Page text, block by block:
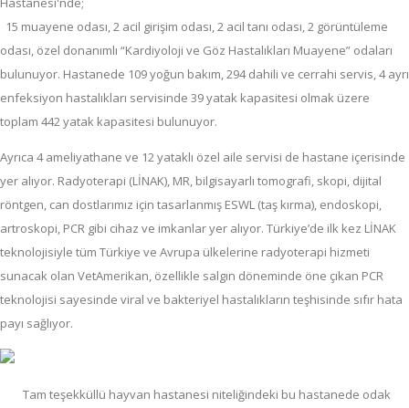
15 muayene odası, 2 acil girişim odası, 2 acil tanı odası, 2 görüntüleme
odası, özel donanımlı “Kardiyoloji ve Göz Hastalıkları Muayene” odaları
bulunuyor. Hastanede 109 yoğun bakım, 294 dahili ve cerrahi servis, 4 ayrı
enfeksiyon hastalıkları servisinde 39 yatak kapasitesi olmak üzere
toplam 442 yatak kapasitesi bulunuyor.
Ayrıca 4 ameliyathane ve 12 yataklı özel aile servisi de hastane içerisinde
yer alıyor. Radyoterapi (LİNAK), MR, bilgisayarlı tomografi, skopi, dijital
röntgen, can dostlarımız için tasarlanmış ESWL (taş kırma), endoskopi,
artroskopi, PCR gibi cihaz ve imkanlar yer alıyor. Türkiye’de ilk kez LİNAK
teknolojisiyle tüm Türkiye ve Avrupa ülkelerine radyoterapi hizmeti
sunacak olan VetAmerikan, özellikle salgın döneminde öne çıkan PCR
teknolojisi sayesinde viral ve bakteriyel hastalıkların teşhisinde sıfır hata
payı sağlıyor.
Tam teşekküllü hayvan hastanesi niteliğindeki bu hastanede odak